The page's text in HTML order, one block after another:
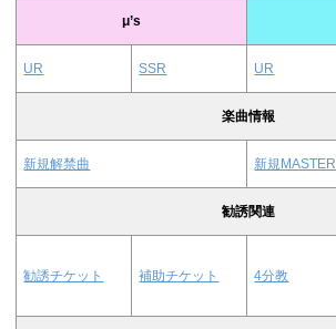
μ’s
UR SSR UR
楽曲情報
新規解禁曲 新規MASTER
勧誘関連
勧誘チケット 補助チケット 4分教